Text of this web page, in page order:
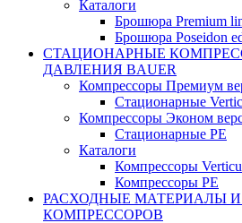
Каталоги
Брошюра Premium
Брошюра Poseidon
СТАЦИОНАРНЫЕ
ДАВЛЕНИЯ BAUER
Компрессоры Премиум
Стационарные
Компрессоры Эконом
Стационарные PE
Каталоги
Компрессоры
Компрессоры PE
РАСХОДНЫЕ МАТЕРИАЛЫ
КОМПРЕССОРОВ